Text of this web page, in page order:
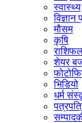
स्वास्थ्य
विज्ञान
मौसम
कृषि
शेयर
भिडियो
धर्म